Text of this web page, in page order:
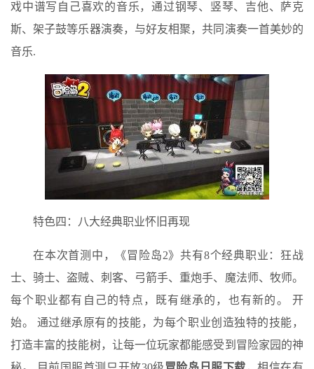
戏中谱写自己喜欢的音乐，通过钢琴、竖琴、吉他、萨克
斯、架子鼓等乐器演奏，与好友相聚，共同演奏一首美妙的
音乐.
特色四：八大经典职业怀旧再现
在本次首测中，《冒险岛2》共有8个经典职业：狂战
士、骑士、盗贼、刺客、弓箭手、重炮手、魔法师、牧师。
每个职业都有自己的特点，既有继承的，也有新的。 开
始。 通过继承原有的技能，为每个职业创造独特的技能，
打造丰富的技能树，让每一位玩家都能感受到冒险家园的神